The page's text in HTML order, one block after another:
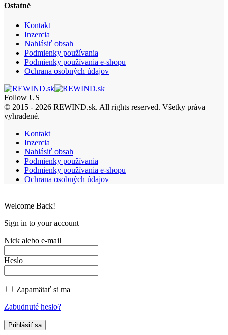
Ostatné
Kontakt
Inzercia
Nahlásiť obsah
Podmienky používania
Podmienky používania e-shopu
Ochrana osobných údajov
Follow US
© 2015 - 2026 REWIND.sk. All rights reserved. Všetky práva
vyhradené.
Kontakt
Inzercia
Nahlásiť obsah
Podmienky používania
Podmienky používania e-shopu
Ochrana osobných údajov
Welcome Back!
Sign in to your account
Nick alebo e-mail
Heslo
Zapamätať si ma
Zabudnuté heslo?